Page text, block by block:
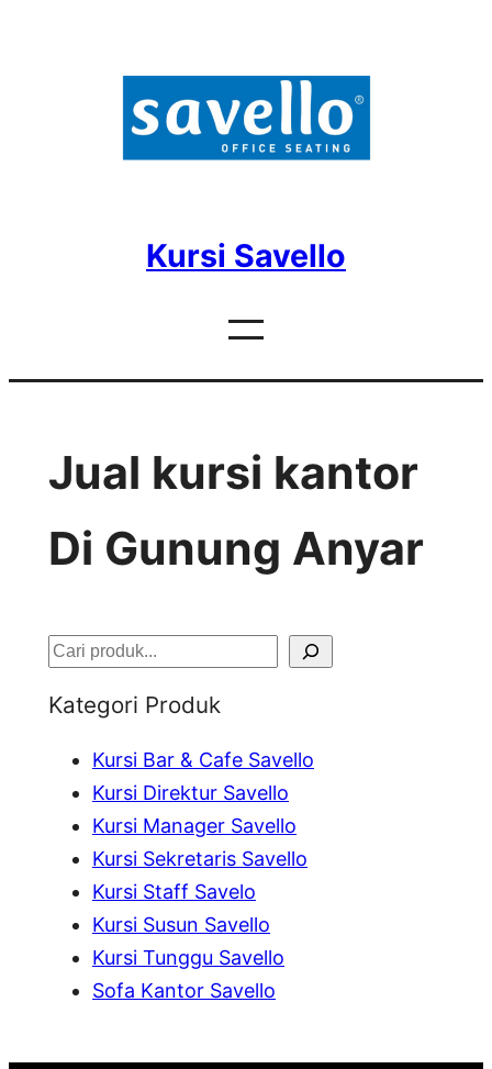
Kursi Savello
Jual kursi kantor
Di Gunung Anyar
S
Kategori Produk
Kursi Bar & Cafe Savello
Kursi Direktur Savello
Kursi Manager Savello
Kursi Sekretaris Savello
Kursi Staff Savelo
Kursi Susun Savello
Kursi Tunggu Savello
Sofa Kantor Savello